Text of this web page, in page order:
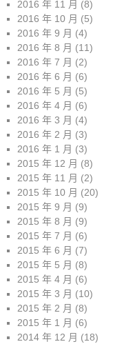
2016 年 11 月 (8)
2016 年 10 月 (5)
2016 年 9 月 (4)
2016 年 8 月 (11)
2016 年 7 月 (2)
2016 年 6 月 (6)
2016 年 5 月 (5)
2016 年 4 月 (6)
2016 年 3 月 (4)
2016 年 2 月 (3)
2016 年 1 月 (3)
2015 年 12 月 (8)
2015 年 11 月 (2)
2015 年 10 月 (20)
2015 年 9 月 (9)
2015 年 8 月 (9)
2015 年 7 月 (6)
2015 年 6 月 (7)
2015 年 5 月 (8)
2015 年 4 月 (6)
2015 年 3 月 (10)
2015 年 2 月 (8)
2015 年 1 月 (6)
2014 年 12 月 (18)